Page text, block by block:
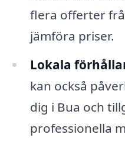
flera offerter
jämföra priser.
Lokala
kan också
dig i Bua och
professionella